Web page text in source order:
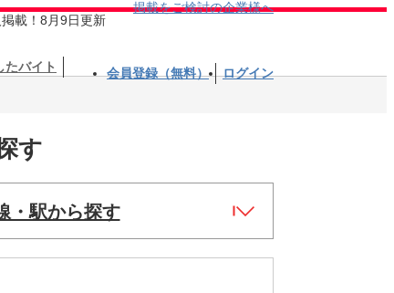
載！8月9日更新
掲載をご検討の企業様へ
たバイト 会員登録（無料） ログイン
す
・駅から探す